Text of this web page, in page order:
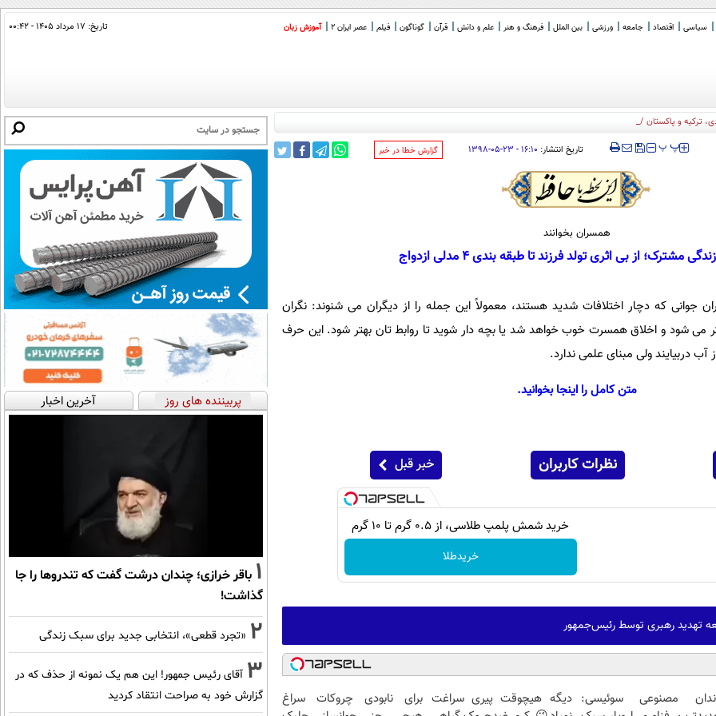
سیاسی اقتصاد جامعه ورزشی بین الملل فرهنگ و هنر علم و دانش قرآن گوناگون فیلم عصر ایران 2 آموزش زبان تاریخ: ۱۷ مرداد ۱۴۰۵ - ۰۰:۴۲
ترکیه و پاکستان / علت: ایران
‍‍‍ پپ تاریخ انتشار: ۱۶:۱۰ - ۲۳-۰۵-۱۳۹۸ ‌گزارش خطا در خبر
همسران بخوانند
مشترک؛ از بی اثری تولد فرزند تا طبقه بندی 4 مدلی ازدواج
جوانی که دچار اختلافات شدید هستند، معمولاً این جمله را از دیگران می شنوند: نگران
شود و اخلاق همسرت خوب خواهد شد یا بچه دار شوید تا روابط تان بهتر شود. این حرف
دربیایند ولی مبنای علمی ندارد.
متن کامل را اینجا بخوانید.
نظرات کاربران خبر قبل
خرید شمش پلمپ طلاسی، از ۰.۵ گرم تا ۱۰ گرم
خریدطلا
تهدید رهبری توسط رئیس‌جمهور
مصنوعی سوئیسی: دیگه هیچوقت پیری سراغت برای نابودی چروکات سراغ
پربیننده های روز آخرین اخبار
1 باقر خرازی؛ چندان درشت گفت که تندروها را جا
گذاشت!
2 «تجرد قطعی»، انتخابی جدید برای سبک زندگی
3 آقای رئیس جمهور! این هم یک نمونه از حذف که در
گزارش خود به صراحت انتقاد کردید